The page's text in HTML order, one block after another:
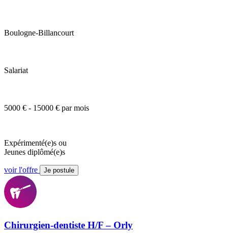
Boulogne-Billancourt
Salariat
5000 € - 15000 € par mois
Expérimenté(e)s ou
Jeunes diplômé(e)s
voir l'offre Je postule
Chirurgien-dentiste H/F – Orly